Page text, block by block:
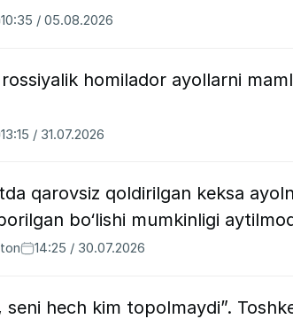
10:35 / 05.08.2026
rossiyalik homilador ayollarni
13:15 / 31.07.2026
qarovsiz qoldirilgan keksa
bo‘lishi mumkinligi
14:25 / 30.07.2026
seni hech kim topolmaydi”.